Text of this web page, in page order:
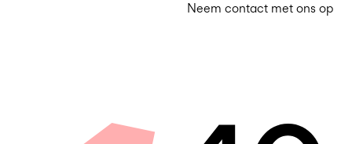
Neem contact met ons op